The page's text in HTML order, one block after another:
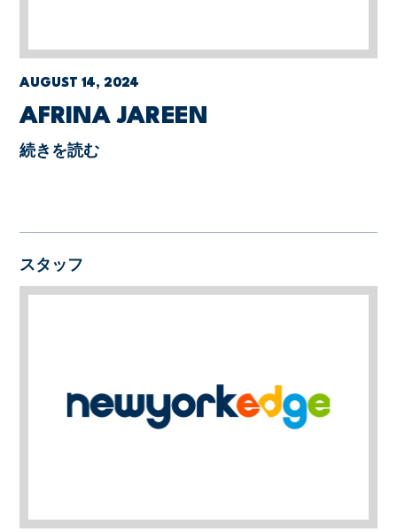
AUGUST 14, 2024
AFRINA JAREEN
続きを読む
スタッフ